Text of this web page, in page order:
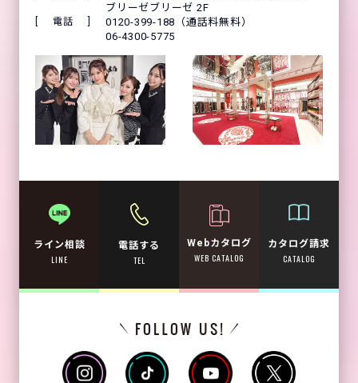
ブリーゼブリーゼ 2F
電話
0120-399-188（通話料無料）
06-4300-5775
ライン相談
LINE
電話する
TEL
Webカタログ
WEB CATALOG
カタログ請求
CATALOG